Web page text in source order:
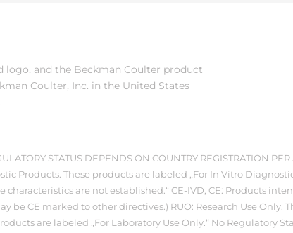
logo, and the Beckman Coulter product
Coulter, Inc. in the United States
STATUS DEPENDS ON COUNTRY REGISTRATION
Products. These products are labeled „For In Vitro Diagnostic
are not established.“ CE-IVD, CE: Products
CE marked to other directives.) RUO: Research Use Only.
are labeled „For Laboratory Use Only.“ No Regulatory